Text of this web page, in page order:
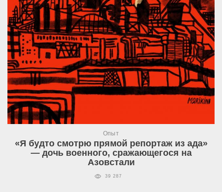
Опыт
«Я будто смотрю прямой репортаж из ада»
— дочь военного, сражающегося на
Азовстали
39 287